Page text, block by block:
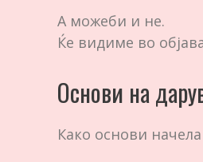
А можеби и не.
Ќе видиме во
Основи на
Како основи